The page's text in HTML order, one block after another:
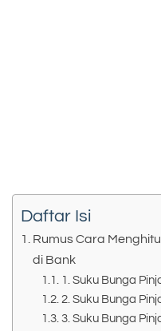
Daftar Isi
Rumus Cara
di Bank
1. Suku Bunga
2. Suku Bunga
3. Suku Bunga